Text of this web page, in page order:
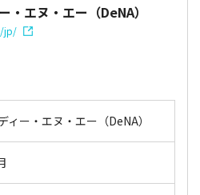
・エヌ・エー（DeNA）
jp/
ィー・エヌ・エー（DeNA）